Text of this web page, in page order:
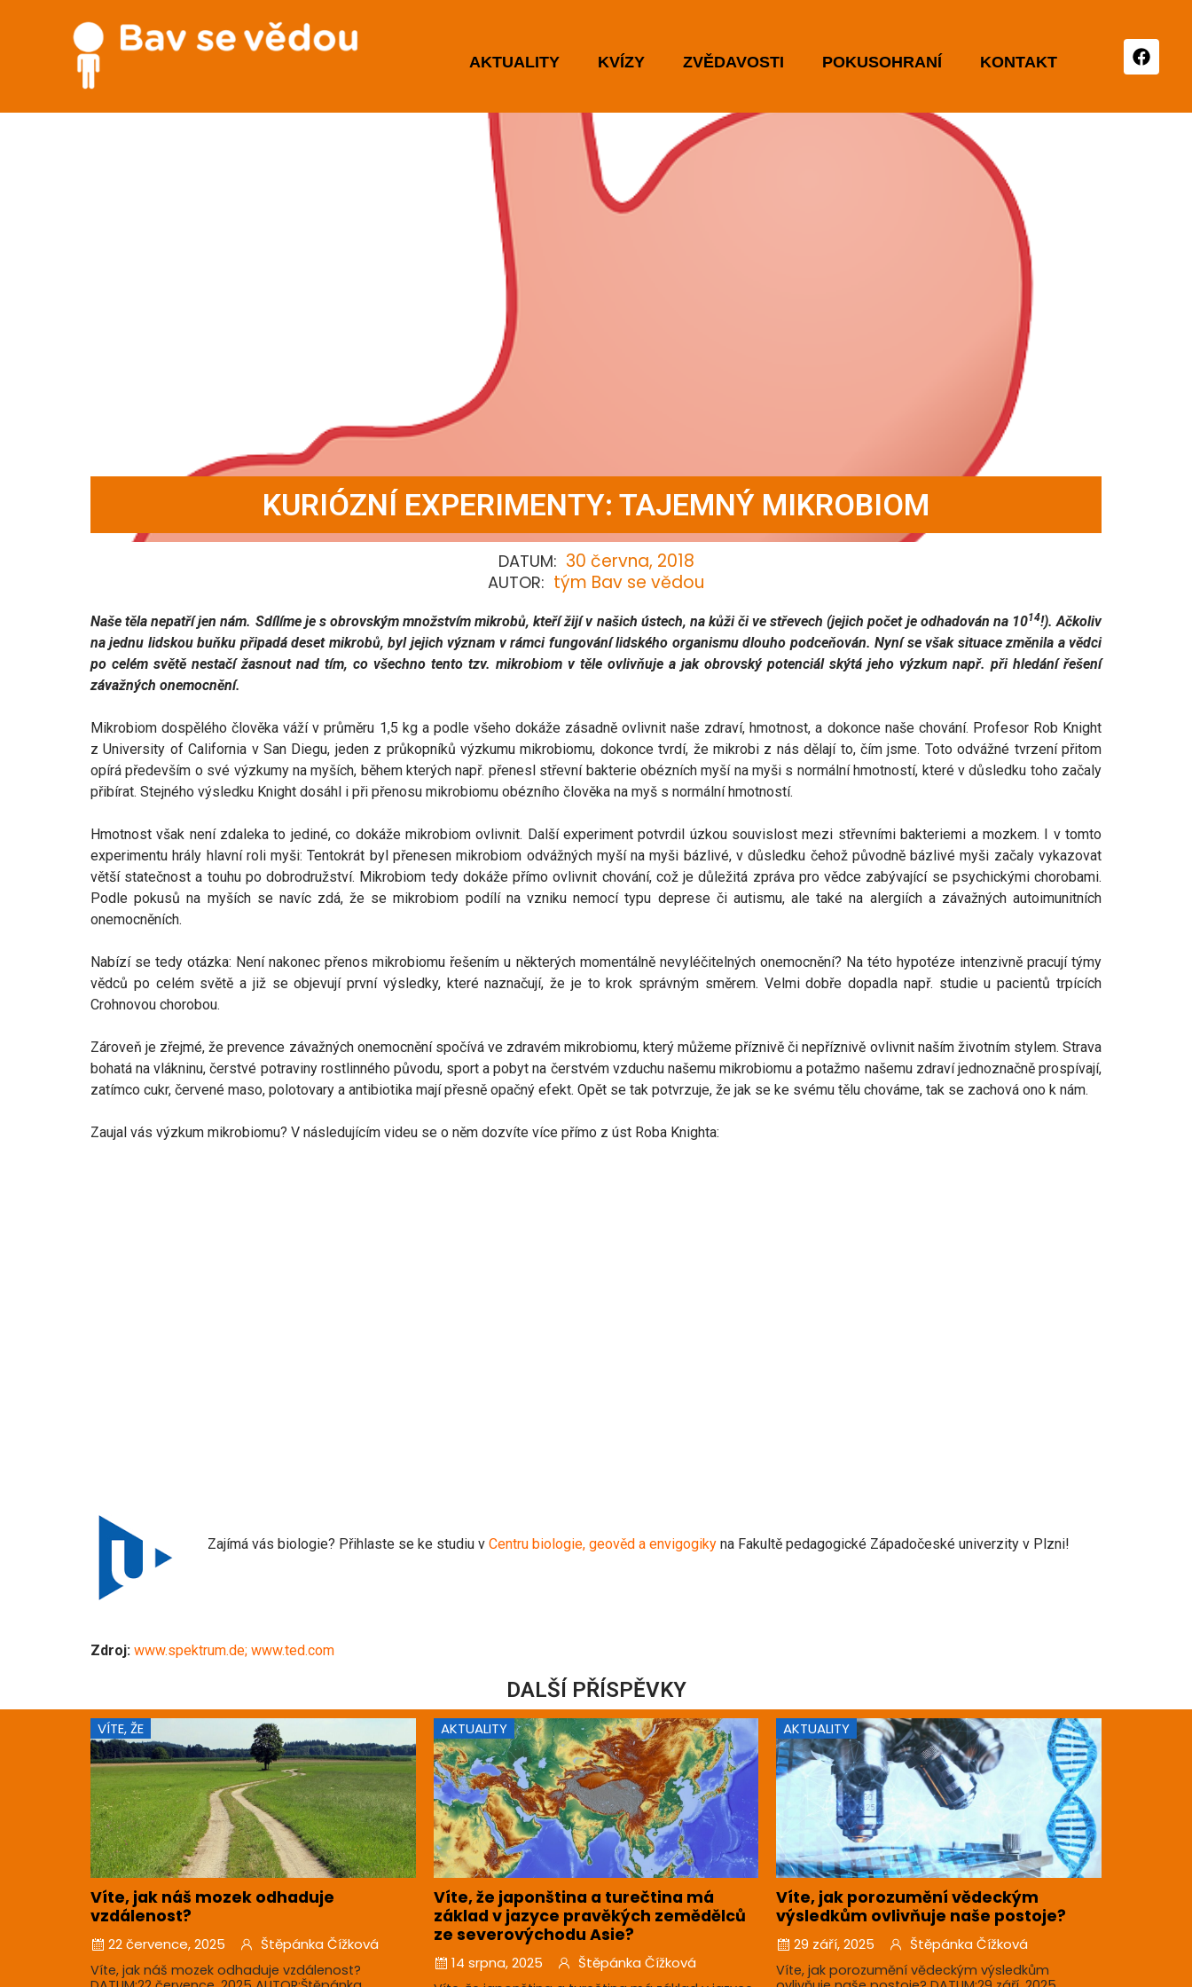
AKTUALITY KVÍZY ZVĚDAVOSTI POKUSOHRANÍ KONTAKT
KURIÓZNÍ EXPERIMENTY: TAJEMNÝ MIKROBIOM
DATUM: 30 června, 2018
AUTOR: tým Bav se vědou
Naše těla nepatří jen nám. Sdílíme je s obrovským množstvím mikrobů, kteří žijí v našich ústech, na kůži či ve střevech (jejich počet je odhadován na 1014!). Ačkoliv
na jednu lidskou buňku připadá deset mikrobů, byl jejich význam v rámci fungování lidského organismu dlouho podceňován. Nyní se však situace změnila a vědci
po celém světě nestačí žasnout nad tím, co všechno tento tzv. mikrobiom v těle ovlivňuje a jak obrovský potenciál skýtá jeho výzkum např. při hledání řešení
závažných onemocnění.
Mikrobiom dospělého člověka váží v průměru 1,5 kg a podle všeho dokáže zásadně ovlivnit naše zdraví, hmotnost, a dokonce naše chování. Profesor Rob Knight
z University of California v San Diegu, jeden z průkopníků výzkumu mikrobiomu, dokonce tvrdí, že mikrobi z nás dělají to, čím jsme. Toto odvážné tvrzení přitom
opírá především o své výzkumy na myších, během kterých např. přenesl střevní bakterie obézních myší na myši s normální hmotností, které v důsledku toho začaly
přibírat. Stejného výsledku Knight dosáhl i při přenosu mikrobiomu obézního člověka na myš s normální hmotností.
Hmotnost však není zdaleka to jediné, co dokáže mikrobiom ovlivnit. Další experiment potvrdil úzkou souvislost mezi střevními bakteriemi a mozkem. I v tomto
experimentu hrály hlavní roli myši: Tentokrát byl přenesen mikrobiom odvážných myší na myši bázlivé, v důsledku čehož původně bázlivé myši začaly vykazovat
větší statečnost a touhu po dobrodružství. Mikrobiom tedy dokáže přímo ovlivnit chování, což je důležitá zpráva pro vědce zabývající se psychickými chorobami.
Podle pokusů na myších se navíc zdá, že se mikrobiom podílí na vzniku nemocí typu deprese či autismu, ale také na alergiích a závažných autoimunitních
onemocněních.
Nabízí se tedy otázka: Není nakonec přenos mikrobiomu řešením u některých momentálně nevyléčitelných onemocnění? Na této hypotéze intenzivně pracují týmy
vědců po celém světě a již se objevují první výsledky, které naznačují, že je to krok správným směrem. Velmi dobře dopadla např. studie u pacientů trpících
Crohnovou chorobou.
Zároveň je zřejmé, že prevence závažných onemocnění spočívá ve zdravém mikrobiomu, který můžeme příznivě či nepříznivě ovlivnit naším životním stylem. Strava
bohatá na vlákninu, čerstvé potraviny rostlinného původu, sport a pobyt na čerstvém vzduchu našemu mikrobiomu a potažmo našemu zdraví jednoznačně prospívají,
zatímco cukr, červené maso, polotovary a antibiotika mají přesně opačný efekt. Opět se tak potvrzuje, že jak se ke svému tělu chováme, tak se zachová ono k nám.
Zaujal vás výzkum mikrobiomu? V následujícím videu se o něm dozvíte více přímo z úst Roba Knighta:
Zajímá vás biologie? Přihlaste se ke studiu v Centru biologie, geověd a envigogiky na Fakultě pedagogické Západočeské univerzity v Plzni!
Zdroj: www.spektrum.de; www.ted.com
DALŠÍ PŘÍSPĚVKY
VÍTE, ŽE
Víte, jak náš mozek odhaduje
vzdálenost?
22 července, 2025 Štěpánka Čížková
Víte, jak náš mozek odhaduje vzdálenost?
AKTUALITY
Víte, že japonština a turečtina má
základ v jazyce pravěkých zemědělců
ze severovýchodu Asie?
14 srpna, 2025 Štěpánka Čížková
AKTUALITY
Víte, jak porozumění vědeckým
výsledkům ovlivňuje naše postoje?
29 září, 2025 Štěpánka Čížková
Víte, jak porozumění vědeckým výsledkům